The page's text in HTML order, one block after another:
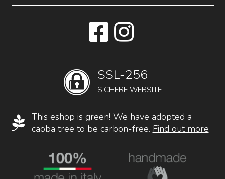
SSL-256
SICHERE WEBSITE
This eshop is green! We have adopted a
caoba tree to be carbon-free. Find out more